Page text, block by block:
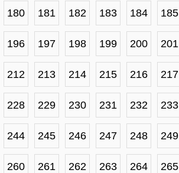
180 181 182 183 184 185
196 197 198 199 200 201
212 213 214 215 216 217
228 229 230 231 232 233
244 245 246 247 248 249
260 261 262 263 264 265